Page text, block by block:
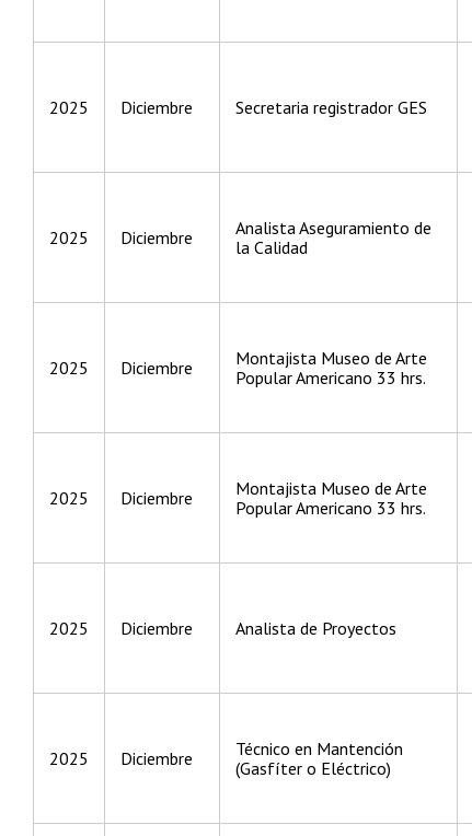
2025 Diciembre Secretaria registrador GES
2025 Diciembre
Analista Aseguramiento de
la Calidad
2025 Diciembre
Montajista Museo de Arte
Popular Americano 33 hrs.
2025 Diciembre
Montajista Museo de Arte
Popular Americano 33 hrs.
2025 Diciembre Analista de Proyectos
2025 Diciembre
Técnico en Mantención
(Gasfíter o Eléctrico)